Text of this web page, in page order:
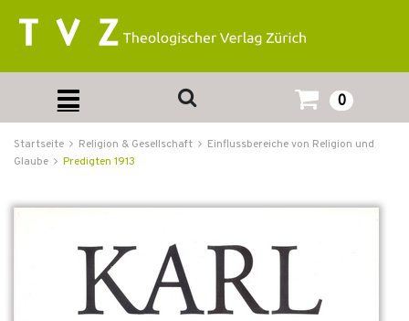
0
Startseite Religion & Gesellschaft
Einflussbereiche von Religion und
Glaube
Predigten 1913